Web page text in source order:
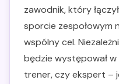
zawodnik, który
sporcie zespołowym
wspólny cel.
będzie występował
trener, czy ekspert –